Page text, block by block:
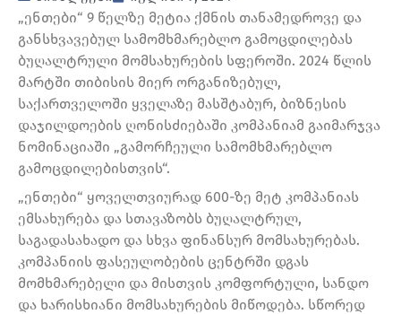
„ენთები“ 9 წელზე მეტია ქმნის თანამედროვე და
განსხვავებულ სამომხმარებლო გამოცდილებას
ბუღალტრული მომსახურების სფეროში. 2024 წლის
მარტში თიბისის მიერ ორგანიზებულ,
საქართველოში ყველაზე მასშტაბურ, ბიზნესის
დაჯილდოების ღონისძიებაში კომპანიამ გაიმარჯვა
ნომინაციაში „გამორჩეული სამომხმარებლო
გამოცდილებისთვის“.
„ენთები“ ყოველთვიურად 600-ზე მეტ კომპანიას
ემსახურება და სთავაზობს ბუღალტრულ,
საგადასახადო და სხვა ფინანსურ მომსახურებას.
კომპანიის ფასეულობების ცენტრში დგას
მომხმარებელი და მისთვის კომფორტული, სანდო
და ხარისხიანი მომსახურების მიწოდება. სწორედ